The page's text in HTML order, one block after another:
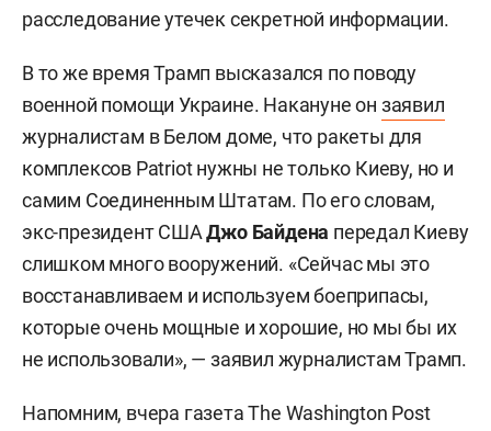
расследование утечек секретной информации.
В то же время Трамп высказался по поводу
военной помощи Украине. Накануне он заявил
журналистам в Белом доме, что ракеты для
комплексов Patriot нужны не только Киеву, но и
самим Соединенным Штатам. По его словам,
экс-президент СШАДжо Байдена передал Киеву
слишком много вооружений. «Сейчас мы это
восстанавливаем и используем боеприпасы,
которые очень мощные и хорошие, но мы бы их
не использовали», — заявил журналистам Трамп.
Напомним, вчера газета The Washington Post